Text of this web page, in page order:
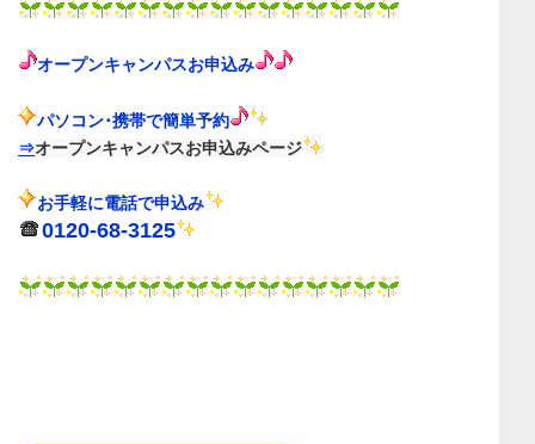
オープンキャンパスお申込み
パソコン･携帯で簡単予約
⇒オープンキャンパスお申込みページ
お手軽に電話で申込み
0120-68-3125